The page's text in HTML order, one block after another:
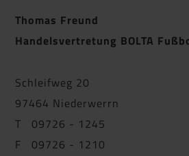
Thomas Freund
Handelsvertretung BOLTA
Schleifweg 20
97464 Niederwerrn
T 09726 - 1245
F 09726 - 1210